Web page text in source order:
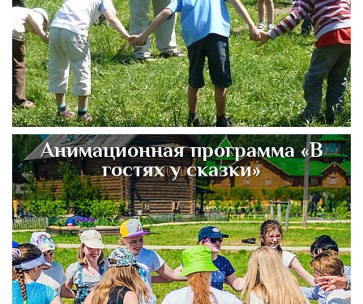
Анимационная программа «В
гостях у сказки»